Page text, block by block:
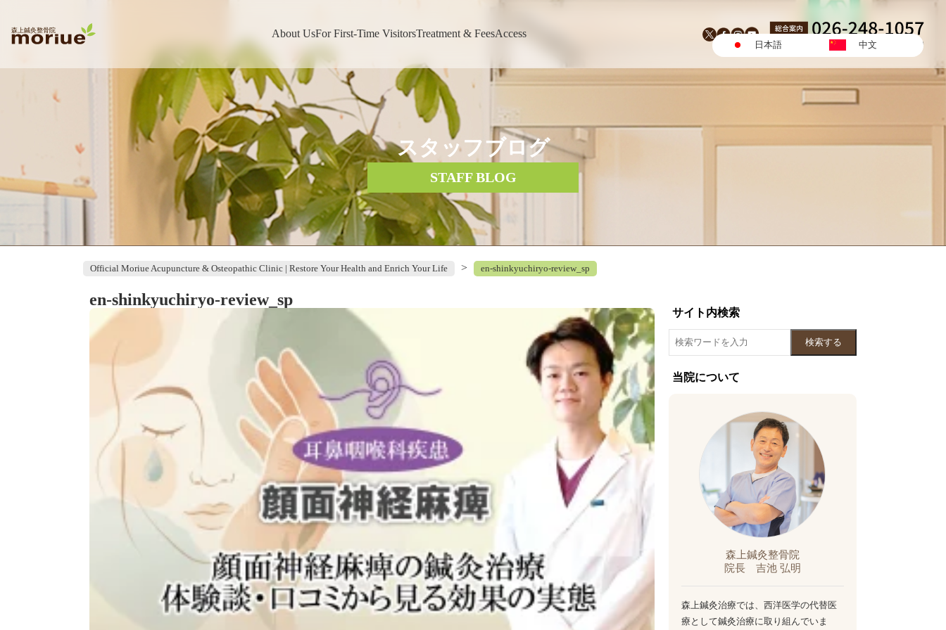
About UsFor First-Time VisitorsTreatment & FeesAccess
日本語 中文
スタッフブログ
STAFF BLOG
Official Moriue Acupuncture & Osteopathic Clinic | Restore Your Health and Enrich Your Life > en-shinkyuchiryo-review_sp
en-shinkyuchiryo-review_sp
サイト内検索
検索する
当院について
森上鍼灸整骨院
院長 吉池 弘明
森上鍼灸治療では、西洋医学の代替医
療として鍼灸治療に取り組んでいま